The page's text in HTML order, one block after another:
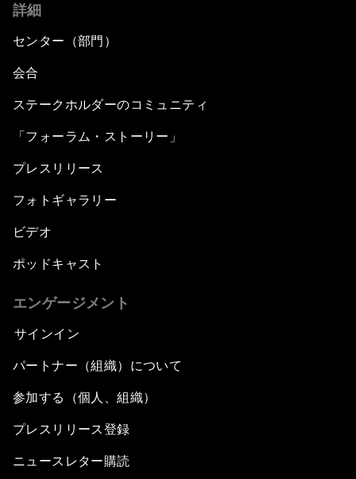
詳細
センター（部門）
会合
ステークホルダーのコミュニティ
「フォーラム・ストーリー」
プレスリリース
フォトギャラリー
ビデオ
ポッドキャスト
エンゲージメント
サインイン
パートナー（組織）について
参加する（個人、組織）
プレスリリース登録
ニュースレター購読